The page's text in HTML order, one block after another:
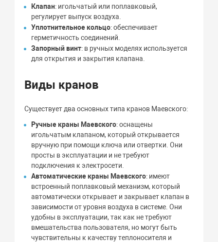
Клапан: игольчатый или поплавковый,
регулирует выпуск воздуха.
Уплотнительное кольцо: обеспечивает
герметичность соединений.
Запорный винт: в ручных моделях используется
для открытия и закрытия клапана.
Виды кранов
Существует два основных типа кранов Маевского:
Ручные краны Маевского: оснащены
игольчатым клапаном, который открывается
вручную при помощи ключа или отвертки. Они
просты в эксплуатации и не требуют
подключения к электросети.
Автоматические краны Маевского: имеют
встроенный поплавковый механизм, который
автоматически открывает и закрывает клапан в
зависимости от уровня воздуха в системе. Они
удобны в эксплуатации, так как не требуют
вмешательства пользователя, но могут быть
чувствительны к качеству теплоносителя и